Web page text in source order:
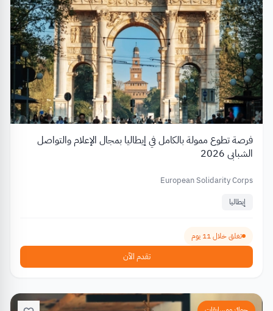
فرصة تطوع ممولة بالكامل في إيطاليا بمجال الإعلام والتواصل
الشبابي 2026
European Solidarity Corps
إيطاليا
تغلق خلال 11 يوم
تقدم الآن